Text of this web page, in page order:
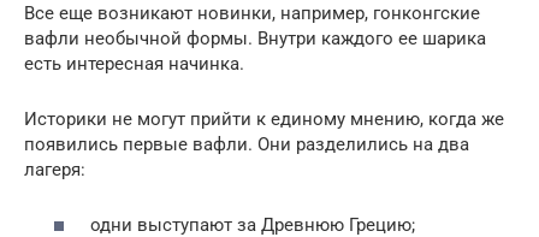
Все еще возникают новинки, например, гонконгские
вафли необычной формы. Внутри каждого ее шарика
есть интересная начинка.
Историки не могут прийти к единому мнению, когда же
появились первые вафли. Они разделились на два
лагеря:
одни выступают за Древнюю Грецию;